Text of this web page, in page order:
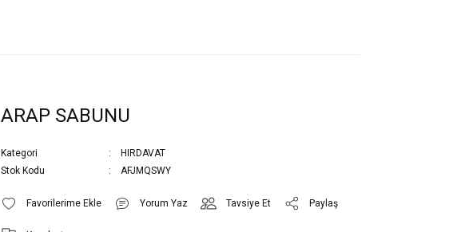
ARAP SABUNU
Kategori
HIRDAVAT
Stok Kodu
AFJMQSWY
Yorum Yaz Tavsiye Et Paylaş